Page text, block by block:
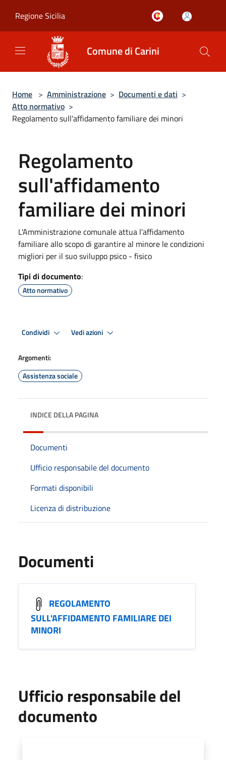
Regione Sicilia
Comune di Carini
Home > Amministrazione > Documenti e dati >
Atto normativo >
Regolamento sull'affidamento familiare dei minori
Regolamento
sull'affidamento
familiare dei minori
L'Amministrazione comunale attua l'affidamento
familiare allo scopo di garantire al minore le condizioni
migliori per il suo sviluppo psico - fisico
Tipi di documento:
Atto normativo
Condividi Vedi azioni
Argomenti:
Assistenza sociale
INDICE DELLA PAGINA
Documenti
Ufficio responsabile del documento
Formati disponibili
Licenza di distribuzione
Documenti
REGOLAMENTO
SULL'AFFIDAMENTO FAMILIARE DEI
MINORI
Ufficio responsabile del
documento